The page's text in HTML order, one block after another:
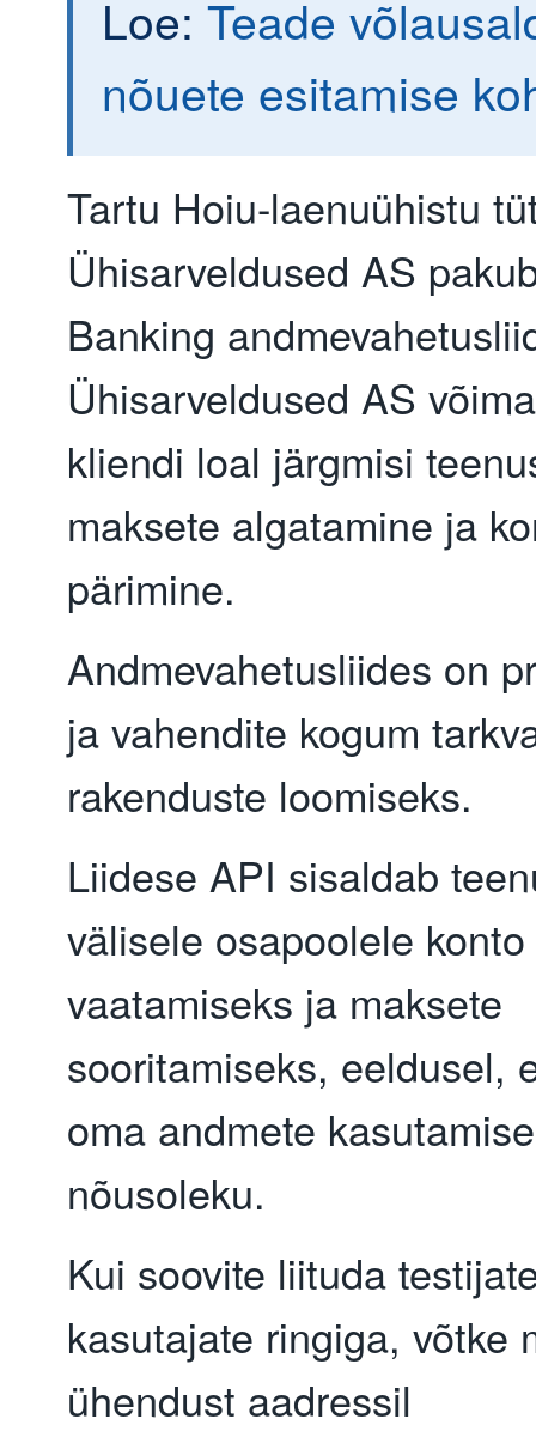
Loe: Teade
nõuete esitamise
Tartu Hoiu-laenuühistu
Ühisarveldused AS
Banking
Ühisarveldused AS
kliendi loal järgmisi
maksete algatamine ja
pärimine.
Andmevahetusliides on
ja vahendite kogum
rakenduste loomiseks.
Liidese API sisaldab
välisele osapoolele
vaatamiseks ja maksete
sooritamiseks, eeldusel,
oma andmete
nõusoleku.
Kui soovite liituda
kasutajate ringiga, võtke
ühendust aadressil